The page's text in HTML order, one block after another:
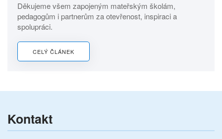
Děkujeme všem zapojeným mateřským školám,
pedagogům i partnerům za otevřenost, inspiraci a
spolupráci.
CELÝ ČLÁNEK
Kontakt